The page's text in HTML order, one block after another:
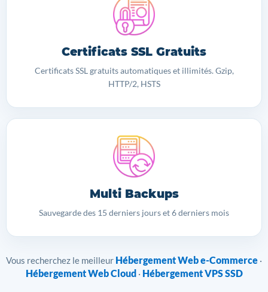
Certificats SSL Gratuits
Certificats SSL gratuits automatiques et illimités. Gzip,
HTTP/2, HSTS
Multi Backups
Sauvegarde des 15 derniers jours et 6 derniers mois
Vous recherchez le meilleur Hébergement Web e-Commerce ·
Hébergement Web Cloud · Hébergement VPS SSD